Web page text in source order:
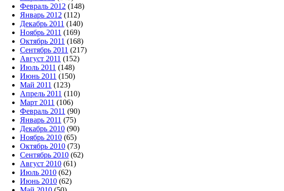
Февраль 2012 (148)
Январь 2012 (112)
Декабрь 2011 (140)
Ноябрь 2011 (169)
Октябрь 2011 (168)
Сентябрь 2011 (217)
Август 2011 (152)
Июль 2011 (148)
Июнь 2011 (150)
Май 2011 (123)
Апрель 2011 (110)
Март 2011 (106)
Февраль 2011 (90)
Январь 2011 (75)
Декабрь 2010 (90)
Ноябрь 2010 (65)
Октябрь 2010 (73)
Сентябрь 2010 (62)
Август 2010 (61)
Июль 2010 (62)
Июнь 2010 (62)